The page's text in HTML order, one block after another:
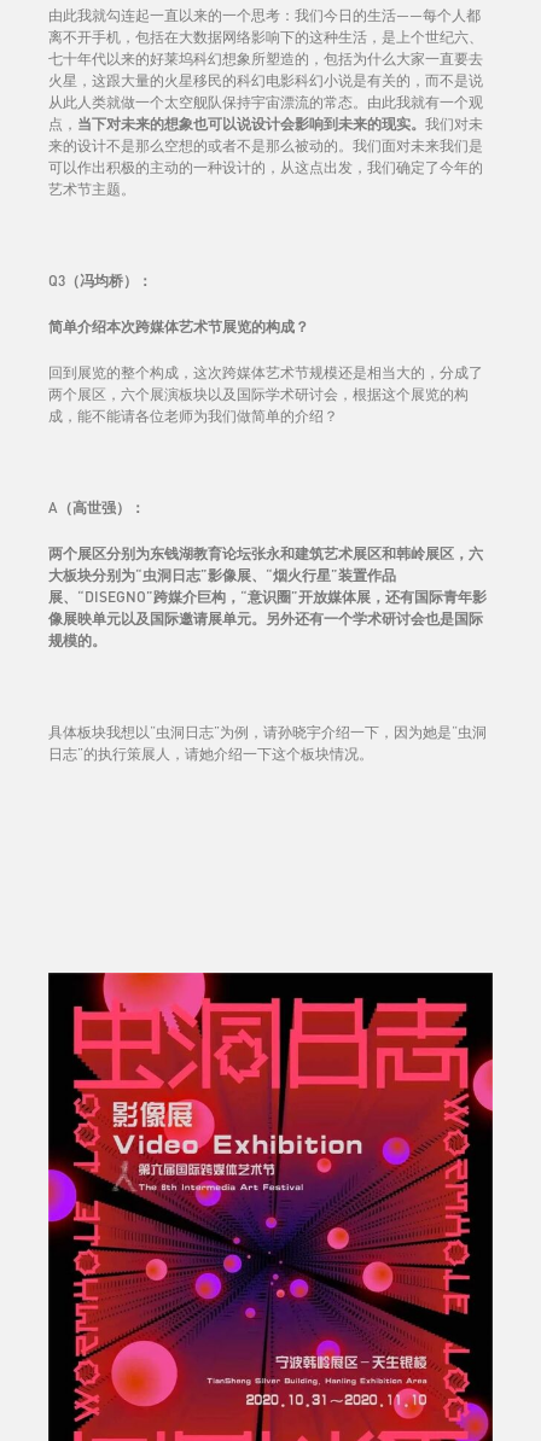
由此我就勾连起一直以来的一个思考：我们今日的生活——每个人都
离不开手机，包括在大数据网络影响下的这种生活，是上个世纪六、
七十年代以来的好莱坞科幻想象所塑造的，包括为什么大家一直要去
火星，这跟大量的火星移民的科幻电影科幻小说是有关的，而不是说
从此人类就做一个太空舰队保持宇宙漂流的常态。由此我就有一个观
点， 当下对未来的想象也可以说设计会影响到未来的现实。 我们对未
来的设计不是那么空想的或者不是那么被动的。我们面对未来我们是
可以作出积极的主动的一种设计的，从这点出发，我们确定了今年的
艺术节主题。
Q3（冯均桥）：
简单介绍本次跨媒体艺术节展览的构成？
回到展览的整个构成，这次跨媒体艺术节规模还是相当大的，分成了
两个展区，六个展演板块以及国际学术研讨会，根据这个展览的构
成，能不能请各位老师为我们做简单的介绍？
A（高世强）：
两个展区分别为东钱湖教育论坛张永和建筑艺术展区和韩岭展区，六
大板块分别为“虫洞日志”影像展、“烟火行星”装置作品
展、“DISEGNO”跨媒介巨构，“意识圈”开放媒体展，还有国际青年影
像展映单元以及国际邀请展单元。另外还有一个学术研讨会也是国际
规模的。
具体板块我想以“虫洞日志”为例，请孙晓宇介绍一下，因为她是“虫洞
日志”的执行策展人，请她介绍一下这个板块情况。